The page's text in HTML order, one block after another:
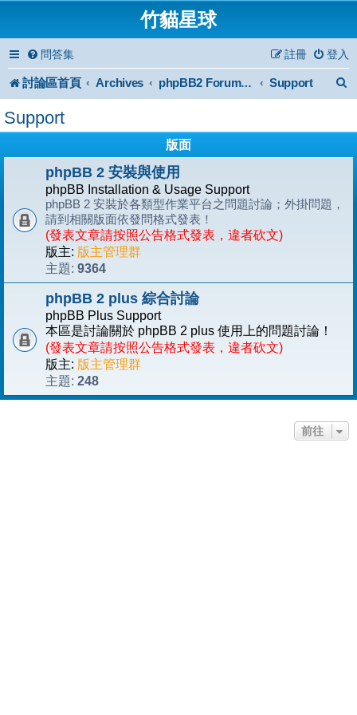
竹貓星球
問答集 登入
註冊
討論區首頁 Archives phpBB2 Forum Archive Support
Support
版面
phpBB 2 安裝與使用
phpBB Installation & Usage Support
phpBB 2 安裝於各類型作業平台之問題討論；外掛問題，
請到相關版面依發問格式發表！
(發表文章請按照公告格式發表，違者砍文)
版主: 版主管理群
主題: 9364
phpBB 2 plus 綜合討論
phpBB Plus Support
本區是討論關於 phpBB 2 plus 使用上的問題討論！
(發表文章請按照公告格式發表，違者砍文)
版主: 版主管理群
主題: 248
前往